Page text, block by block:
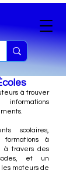
à trouver
scolaires,
formations à
à travers des
et un
moteurs de